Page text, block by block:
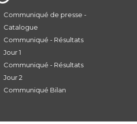
Communiqué de presse -
Catalogue
Communiqué - Résultats
Jour 1
Communiqué - Résultats
Jour 2
Communiqué Bilan